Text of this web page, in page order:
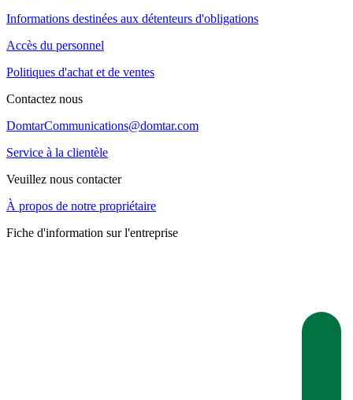
Informations destinées aux détenteurs d'obligations
Accès du personnel
Politiques d'achat et de ventes
Contactez nous
DomtarCommunications@domtar.com
Service à la clientèle
Veuillez nous contacter
À propos de notre propriétaire
Fiche d'information sur l'entreprise